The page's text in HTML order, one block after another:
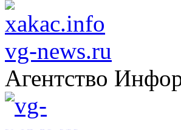
vg-news.ru
Агентство